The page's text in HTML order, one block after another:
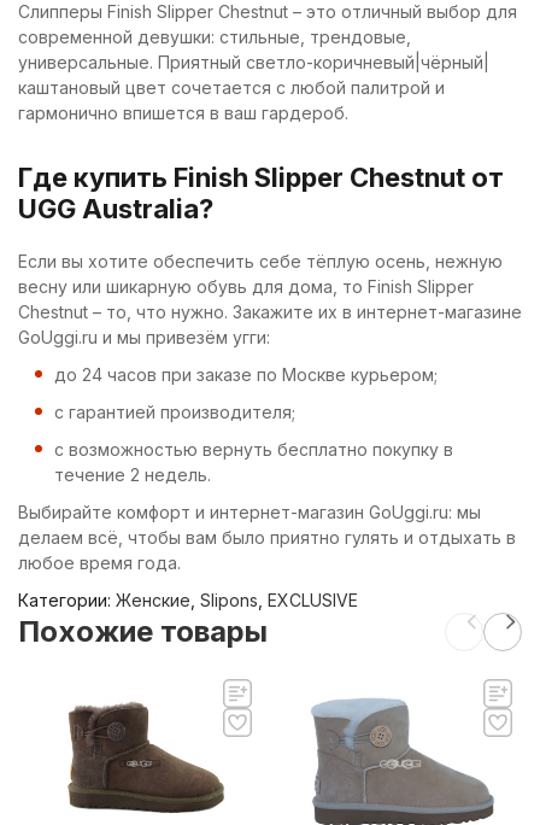
Слипперы Finish Slipper Chestnut – это отличный выбор для
современной девушки: стильные, трендовые,
универсальные. Приятный светло-коричневый|чёрный|
каштановый цвет сочетается с любой палитрой и
гармонично впишется в ваш гардероб.
Где купить Finish Slipper Chestnut от
UGG Australia?
Если вы хотите обеспечить себе тёплую осень, нежную
весну или шикарную обувь для дома, то Finish Slipper
Chestnut – то, что нужно. Закажите их в интернет-магазине
GoUggi.ru и мы привезём угги:
до 24 часов при заказе по Москве курьером;
с гарантией производителя;
с возможностью вернуть бесплатно покупку в
течение 2 недель.
Выбирайте комфорт и интернет-магазин GoUggi.ru: мы
делаем всё, чтобы вам было приятно гулять и отдыхать в
любое время года.
Категории: Женские Slipons EXCLUSIVE
Похожие товары